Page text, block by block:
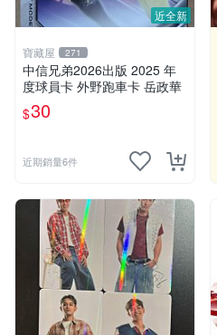
近全新
寶藏屋 271
中信兄弟2026出版 2025 年
度球員卡 外野跑車卡 岳政華
$30
近期銷量6件